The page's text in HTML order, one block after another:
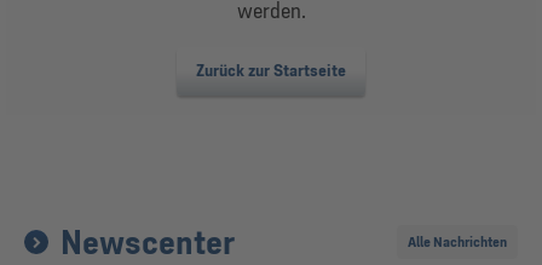
werden.
Zurück zur Startseite
Newscenter Alle Nachrichten